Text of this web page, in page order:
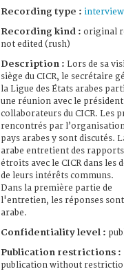
Recording type : interview
Recording kind : original
not edited (rush)
Description : Lors de sa
siège du CICR, le secrétaire
la Ligue des États arabes
une réunion avec le président
collaborateurs du CICR. Les
rencontrés par
pays arabes y sont discutés.
arabe entretient des
étroits avec le CICR dans les
de leurs intérêts communs.
Dans la première partie de
l'entretien, les réponses
arabe.
Confidentiality level :
Publication restrictions :
publication without